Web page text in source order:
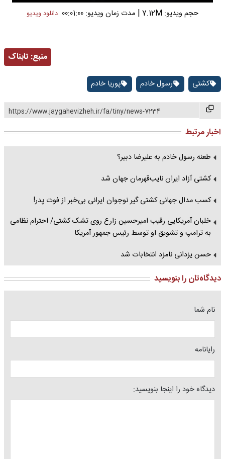
حجم ویدیو: 7.12M | مدت زمان ویدیو: 00:01:00 دانلود ویدیو
منبع: تابناک
کشتی رسول خادم پوریا خادم
https://www.jaygahevizheh.ir/fa/tiny/news-7234
اخبار مرتبط
طعنه رسول خادم به علیرضا دبیر؟
کشتی آزاد ایران نایب‌قهرمان جهان شد
کسب مدال جهانی کشتی گیر نوجوان ایرانی بی‌خبر از فوت پدر!
خلبان آمریکایی رقیب امیرحسین زارع روی تشک کشتی/ احترام نظامی
به ترامپ و تشویق او توسط رئیس جمهور آمریکا
حسن یزدانی نامزد انتخابات شد
دیدگاه‌تان را بنویسید
نام شما
رایانامه
دیدگاه خود را اینجا بنویسید: